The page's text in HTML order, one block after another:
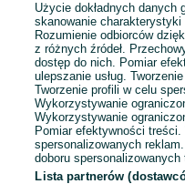
1 ...
Użycie dokładnych danych
skanowanie
Rozumienie odbiorców
z różnych źródeł.
dostęp do nich. Pomiar
ulepszanie usług.
Tworzenie profili w celu
Wykorzystywanie
Wykorzystywanie
Pomiar efektywności
spersonalizowanych
doboru spersonalizowanych
Lista partnerów